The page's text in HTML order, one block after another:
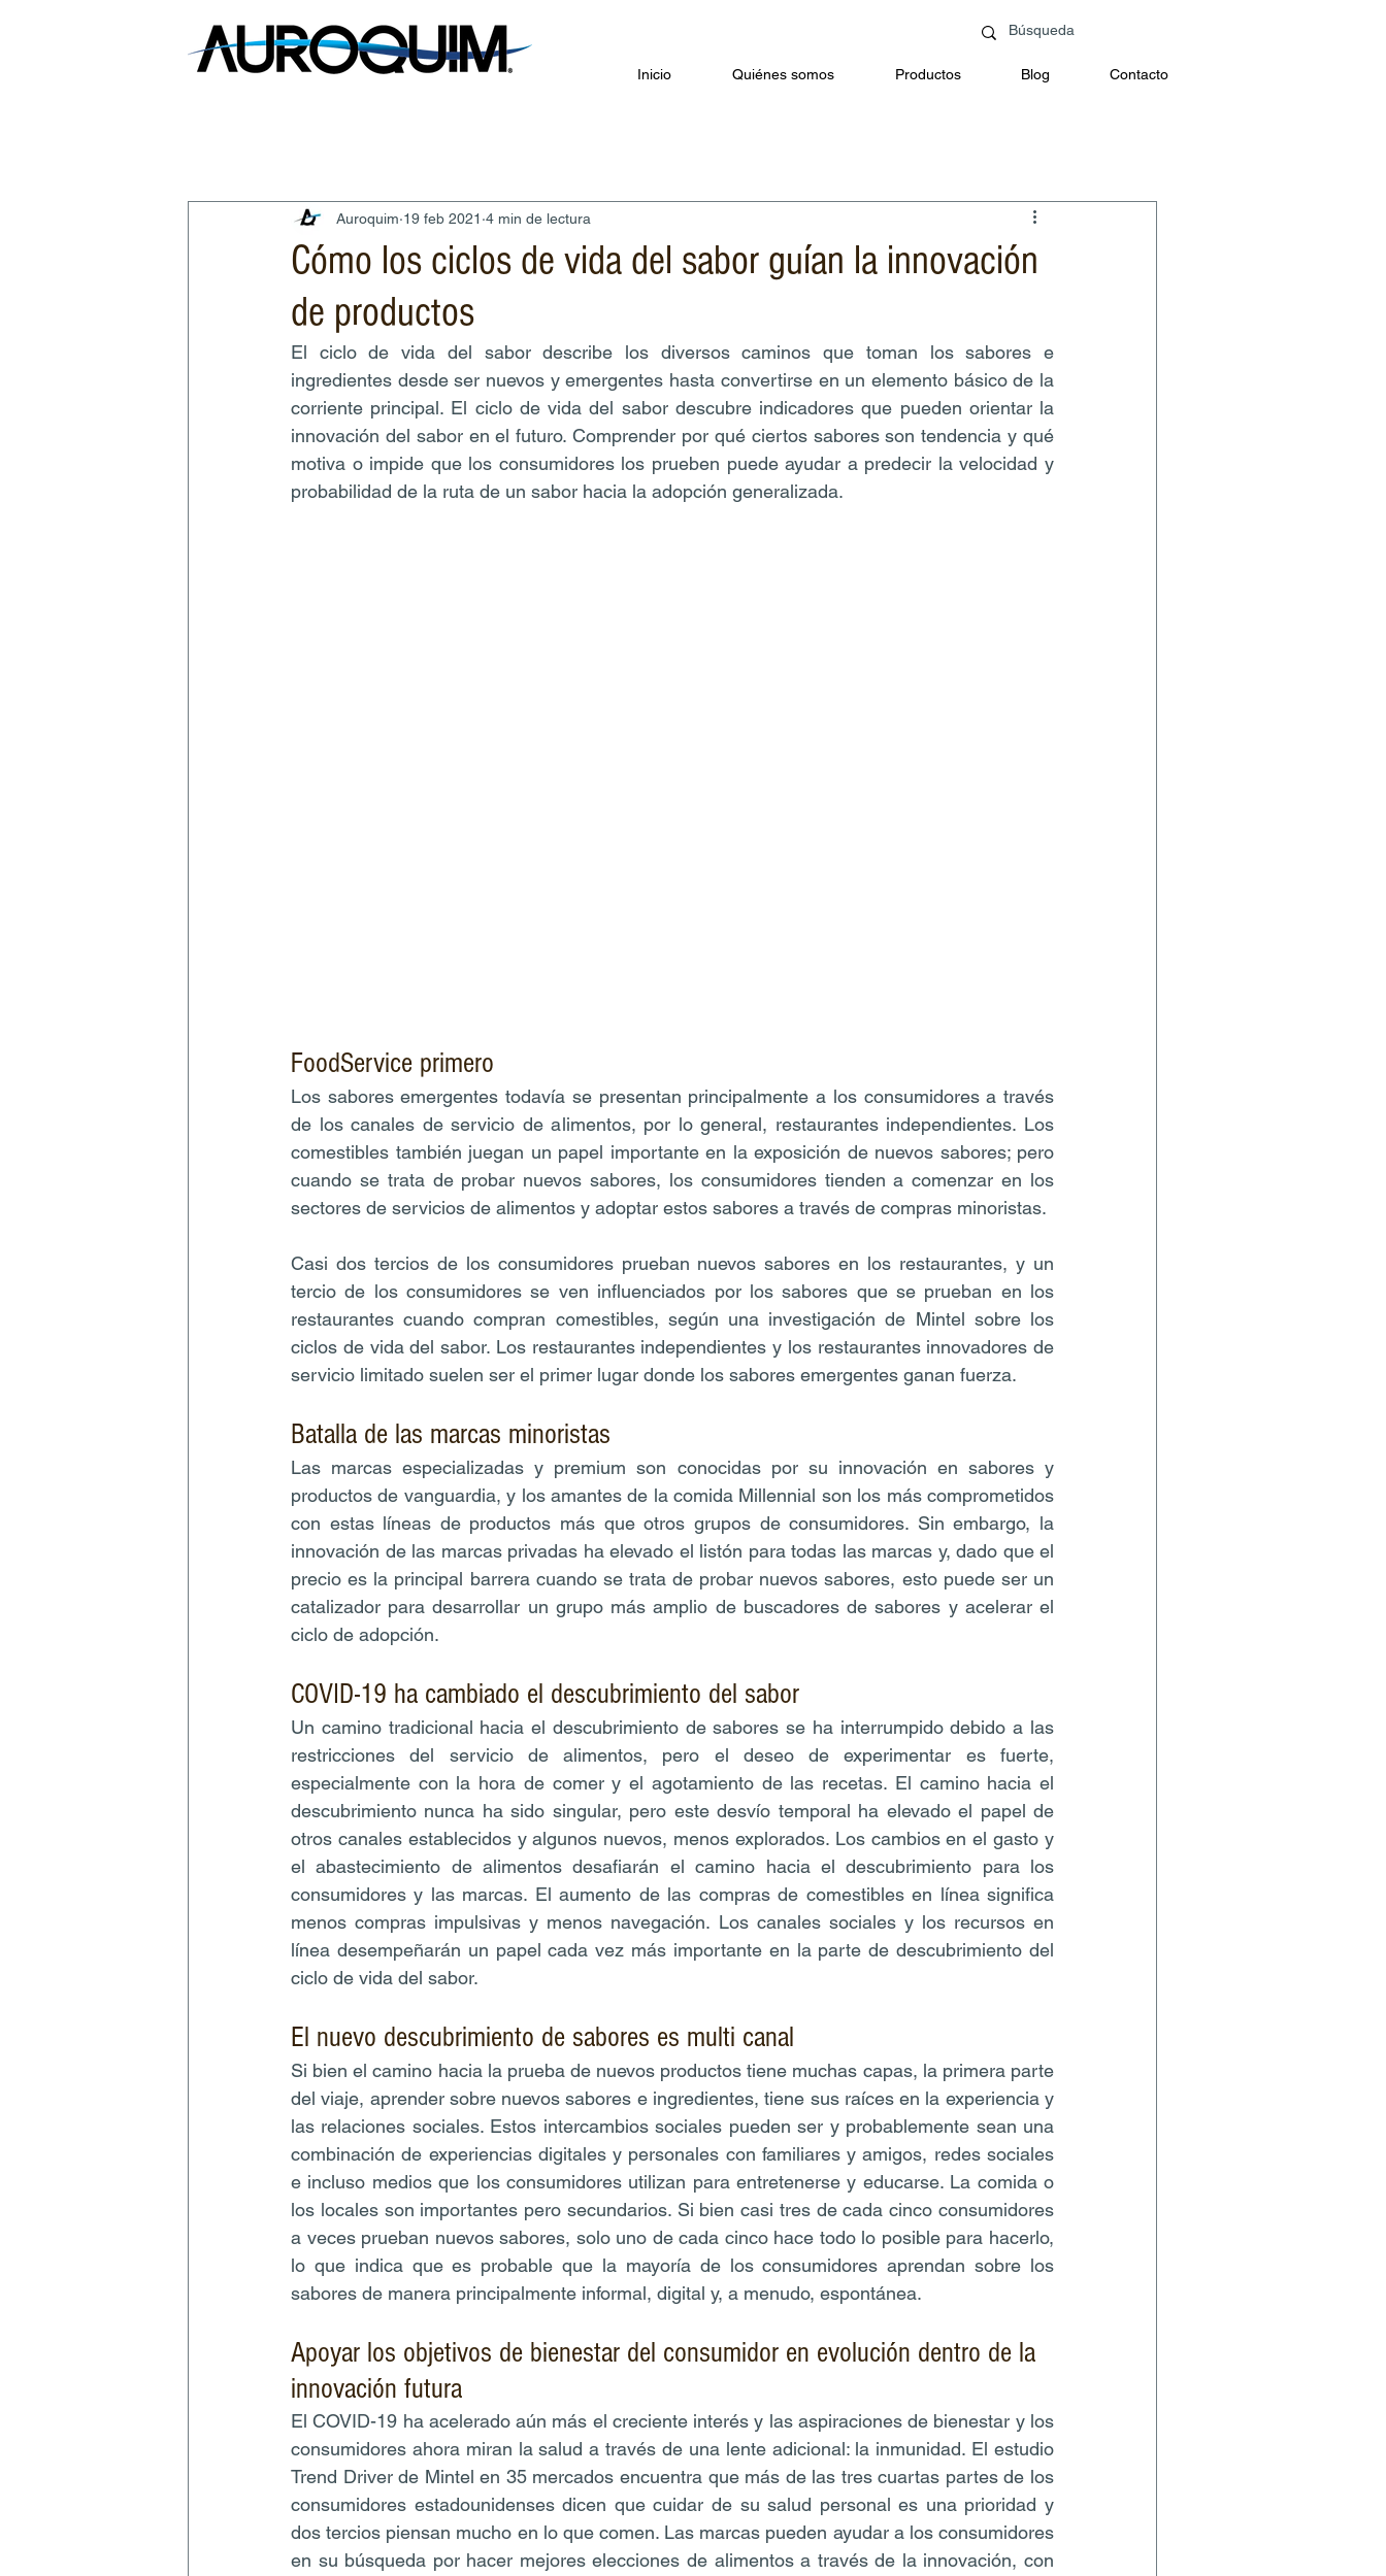
Inicio Quiénes somos Productos Blog Contacto
Cómo los ciclos de vida del sabor guían la innovación
de productos
Auroquim 19 feb 2021 4 min de lectura
El ciclo de vida del sabor describe los diversos caminos que toman los sabores e
ingredientes desde ser nuevos y emergentes hasta convertirse en un elemento básico de la
corriente principal. El ciclo de vida del sabor descubre indicadores que pueden orientar la
innovación del sabor en el futuro. Comprender por qué ciertos sabores son tendencia y qué
motiva o impide que los consumidores los prueben puede ayudar a predecir la velocidad y
probabilidad de la ruta de un sabor hacia la adopción generalizada.
FoodService primero
Los sabores emergentes todavía se presentan principalmente a los consumidores a través
de los canales de servicio de alimentos, por lo general, restaurantes independientes. Los
comestibles también juegan un papel importante en la exposición de nuevos sabores; pero
cuando se trata de probar nuevos sabores, los consumidores tienden a comenzar en los
sectores de servicios de alimentos y adoptar estos sabores a través de compras minoristas.
Casi dos tercios de los consumidores prueban nuevos sabores en los restaurantes, y un
tercio de los consumidores se ven influenciados por los sabores que se prueban en los
restaurantes cuando compran comestibles, según una investigación de Mintel sobre los
ciclos de vida del sabor. Los restaurantes independientes y los restaurantes innovadores de
servicio limitado suelen ser el primer lugar donde los sabores emergentes ganan fuerza.
Batalla de las marcas minoristas
Las marcas especializadas y premium son conocidas por su innovación en sabores y
productos de vanguardia, y los amantes de la comida Millennial son los más comprometidos
con estas líneas de productos más que otros grupos de consumidores. Sin embargo, la
innovación de las marcas privadas ha elevado el listón para todas las marcas y, dado que el
precio es la principal barrera cuando se trata de probar nuevos sabores, esto puede ser un
catalizador para desarrollar un grupo más amplio de buscadores de sabores y acelerar el
ciclo de adopción.
COVID-19 ha cambiado el descubrimiento del sabor
Un camino tradicional hacia el descubrimiento de sabores se ha interrumpido debido a las
restricciones del servicio de alimentos, pero el deseo de experimentar es fuerte,
especialmente con la hora de comer y el agotamiento de las recetas. El camino hacia el
descubrimiento nunca ha sido singular, pero este desvío temporal ha elevado el papel de
otros canales establecidos y algunos nuevos, menos explorados. Los cambios en el gasto y
el abastecimiento de alimentos desafiarán el camino hacia el descubrimiento para los
consumidores y las marcas. El aumento de las compras de comestibles en línea significa
menos compras impulsivas y menos navegación. Los canales sociales y los recursos en
línea desempeñarán un papel cada vez más importante en la parte de descubrimiento del
ciclo de vida del sabor.
El nuevo descubrimiento de sabores es multi canal
Si bien el camino hacia la prueba de nuevos productos tiene muchas capas, la primera parte
del viaje, aprender sobre nuevos sabores e ingredientes, tiene sus raíces en la experiencia y
las relaciones sociales. Estos intercambios sociales pueden ser y probablemente sean una
combinación de experiencias digitales y personales con familiares y amigos, redes sociales
e incluso medios que los consumidores utilizan para entretenerse y educarse. La comida o
los locales son importantes pero secundarios. Si bien casi tres de cada cinco consumidores
a veces prueban nuevos sabores, solo uno de cada cinco hace todo lo posible para hacerlo,
lo que indica que es probable que la mayoría de los consumidores aprendan sobre los
sabores de manera principalmente informal, digital y, a menudo, espontánea.
Apoyar los objetivos de bienestar del consumidor en evolución dentro de la
innovación futura
El COVID-19 ha acelerado aún más el creciente interés y las aspiraciones de bienestar y los
consumidores ahora miran la salud a través de una lente adicional: la inmunidad. El estudio
Trend Driver de Mintel en 35 mercados encuentra que más de las tres cuartas partes de los
consumidores estadounidenses dicen que cuidar de su salud personal es una prioridad y
dos tercios piensan mucho en lo que comen. Las marcas pueden ayudar a los consumidores
en su búsqueda por hacer mejores elecciones de alimentos a través de la innovación, con